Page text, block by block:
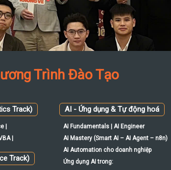
Trình Đào Tạo
Track)
|
|
Track)
AI - Ứng dụng & Tự động hoá
AI Fundamentals | AI Engineer
AI Mastery (Smart AI – AI Agent – n8n)
AI Automation cho doanh nghiệp
Ứng dụng AI trong: